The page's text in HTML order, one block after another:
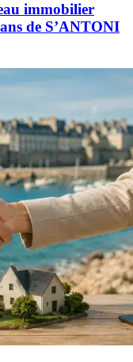
immobilier
de S’ANTONI